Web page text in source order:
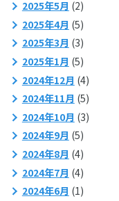
2025年5月 (2)
2025年4月 (5)
2025年3月 (3)
2025年1月 (5)
2024年12月 (4)
2024年11月 (5)
2024年10月 (3)
2024年9月 (5)
2024年8月 (4)
2024年7月 (4)
2024年6月 (1)